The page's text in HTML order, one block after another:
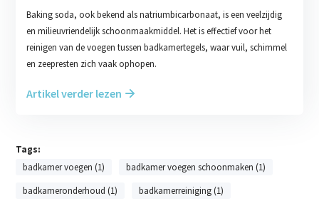
Baking soda, ook bekend als natriumbicarbonaat, is een veelzijdig
en milieuvriendelijk schoonmaakmiddel. Het is effectief voor het
reinigen van de voegen tussen badkamertegels, waar vuil, schimmel
en zeepresten zich vaak ophopen.
Artikel verder lezen
Tags:
badkamer voegen (1)
badkamer voegen schoonmaken (1)
badkameronderhoud (1)
badkamerreiniging (1)